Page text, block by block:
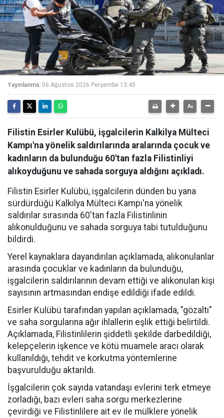
Yayınlanma: 06 Ağustos 2026 Perşembe 13:45
Filistin Esirler Kulübü, işgalcilerin Kalkilya Mülteci
Kampı'na yönelik saldırılarında aralarında çocuk ve
kadınların da bulunduğu 60'tan fazla Filistinliyi
alıkoyduğunu ve sahada sorguya aldığını açıkladı.
Filistin Esirler Kulübü, işgalcilerin dünden bu yana
sürdürdüğü Kalkilya Mülteci Kampı'na yönelik
saldırılar sırasında 60'tan fazla Filistinlinin
alıkonulduğunu ve sahada sorguya tabi tutulduğunu
bildirdi.
Yerel kaynaklara dayandırılan açıklamada, alıkonulanlar
arasında çocuklar ve kadınların da bulunduğu,
işgalcilerin saldırılarının devam ettiği ve alıkonulan kişi
sayısının artmasından endişe edildiği ifade edildi.
Esirler Kulübü tarafından yapılan açıklamada, "gözaltı"
ve saha sorgularına ağır ihlallerin eşlik ettiği belirtildi.
Açıklamada, Filistinlilerin şiddetli şekilde darbedildiği,
kelepçelerin işkence ve kötü muamele aracı olarak
kullanıldığı, tehdit ve korkutma yöntemlerine
başvurulduğu aktarıldı.
İşgalcilerin çok sayıda vatandaşı evlerini terk etmeye
zorladığı, bazı evleri saha sorgu merkezlerine
çevirdiği ve Filistinlilere ait ev ile mülklere yönelik